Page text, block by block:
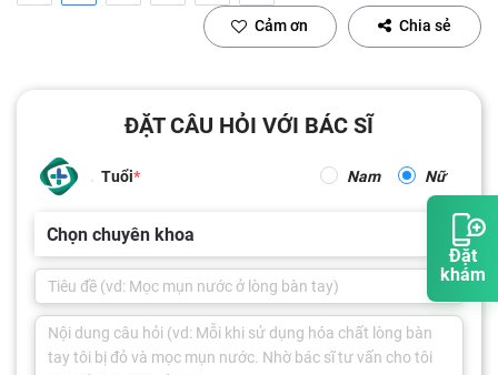
Đặt
khám
Cảm ơn Chia sẻ
ĐẶT CÂU HỎI VỚI BÁC SĨ
Tuổi Nam Nữ
Chọn chuyên khoa